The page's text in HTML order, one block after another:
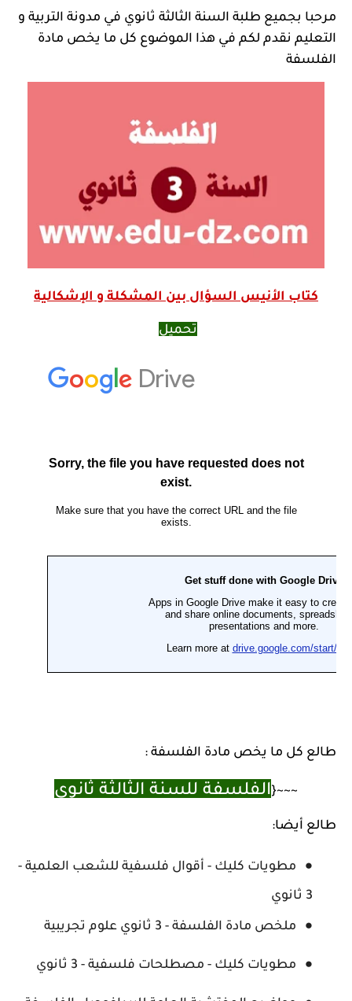
مرحبا بجميع طلبة السنة الثالثة ثانوي في مدونة التربية و
التعليم نقدم لكم في هذا الموضوع كل ما يخص مادة
الفلسفة
كتاب الأنيس السؤال بين المشكلة و الإشكالية
تحميل
طالع كل ما يخص مادة الفلسفة :
~~~{الفلسفة للسنة الثالثة ثانوي
طالع أيضا:
مطويات كليك - أقوال فلسفية للشعب العلمية -
3 ثانوي
ملخص مادة الفلسفة - 3 ثانوي علوم تجريبية
مطويات كليك - مصطلحات فلسفية - 3 ثانوي